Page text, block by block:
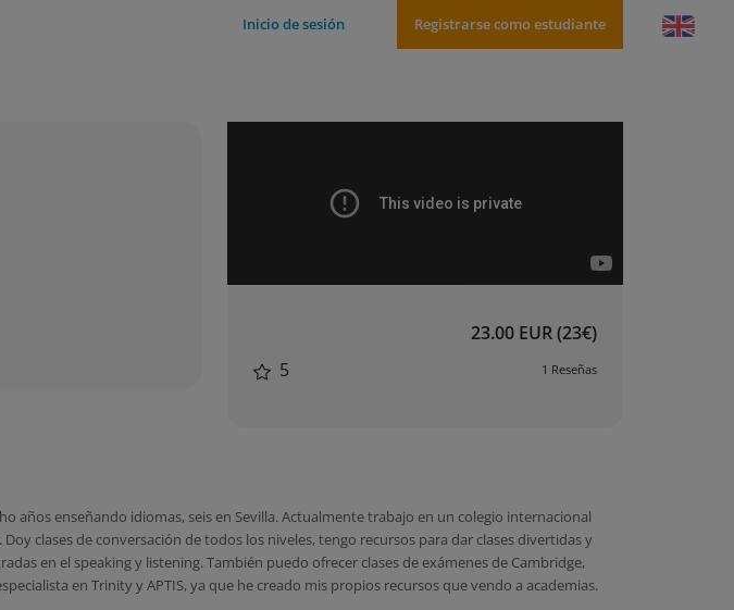
Inicio de sesión Registrarse como estudiante
23.00 EUR (23€)
5
1 Reseñas
años enseñando idiomas, seis en Sevilla. Actualmente trabajo en un colegio internacional
clases de conversación de todos los niveles, tengo recursos para dar clases divertidas y
en el speaking y listening. También puedo ofrecer clases de exámenes de Cambridge,
en Trinity y APTIS, ya que he creado mis propios recursos que vendo a academias.